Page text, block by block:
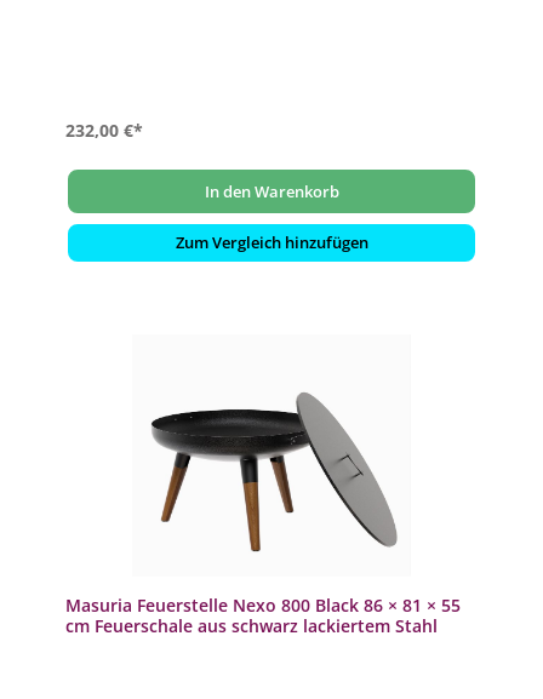
232,00 €*
In den Warenkorb
Zum Vergleich hinzufügen
Masuria Feuerstelle Nexo 800 Black 86 × 81 × 55
cm Feuerschale aus schwarz lackiertem Stahl